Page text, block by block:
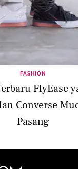
FASHION
FlyEase
Converse
Pasang